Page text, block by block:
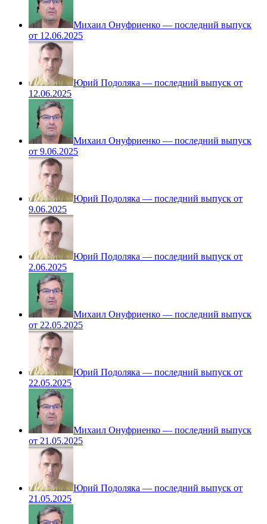
Михаил Онуфриенко — последний выпуск
от 12.06.2025
Юрий Подоляка — последний выпуск от
12.06.2025
Михаил Онуфриенко — последний выпуск
от 9.06.2025
Юрий Подоляка — последний выпуск от
9.06.2025
Юрий Подоляка — последний выпуск от
2.06.2025
Михаил Онуфриенко — последний выпуск
от 22.05.2025
Юрий Подоляка — последний выпуск от
22.05.2025
Михаил Онуфриенко — последний выпуск
от 21.05.2025
Юрий Подоляка — последний выпуск от
21.05.2025